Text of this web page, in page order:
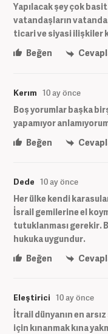
Yapılacak şey çok
vatandaşların
ticari ve siyasi ilişkiler
Beğen
Kerım 10 ay önce
Boş yorumlar başka
yapamıyor
Beğen
Dede 10 ay önce
Her ülke kendi
İsrail gemilerine el
tutuklanması gerekir.
hukuka uygundur.
Beğen
Eleştirici 10 ay önce
İtrail dünyanın en
için kınanmak kına